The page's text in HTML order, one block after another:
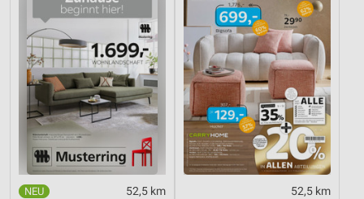
52,5 km 52,5 km